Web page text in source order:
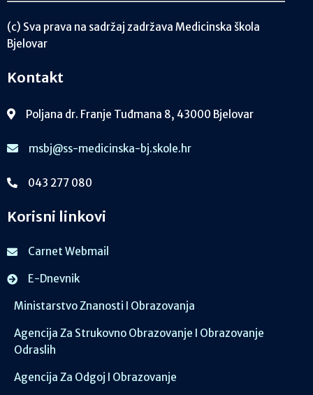
(c) Sva prava na sadržaj zadržava Medicinska škola
Bjelovar
Kontakt
Poljana dr. Franje Tuđmana 8, 43000 Bjelovar
msbj@ss-medicinska-bj.skole.hr
043 277 080
Korisni linkovi
Carnet Webmail
E-Dnevnik
Ministarstvo Znanosti I Obrazovanja
Agencija Za Strukovno Obrazovanje I Obrazovanje
Odraslih
Agencija Za Odgoj I Obrazovanje